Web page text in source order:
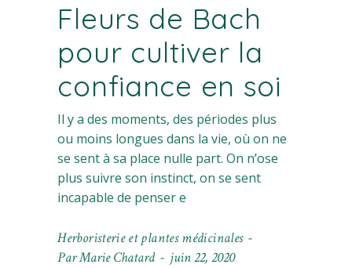
Fleurs de Bach
pour cultiver la
confiance en soi
Il y a des moments, des périodes plus
ou moins longues dans la vie, où on ne
se sent à sa place nulle part. On n’ose
plus suivre son instinct, on se sent
incapable de penser e
Herboristerie et plantes médicinales
ParMarie Chatard juin 22, 2020